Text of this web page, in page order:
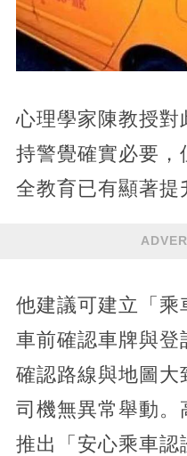
心理學家陳教授對
持警覺確實必要，
全教育已有顯著提
他建議可建立「乘
車前確認車牌與登
確認路線與地圖
司機無異常舉動。
推出「安心乘車認